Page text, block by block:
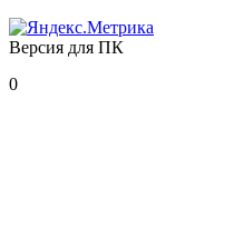
Версия для ПК
0